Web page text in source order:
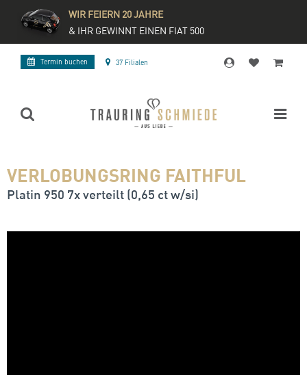
WIR FEIERN 20 JAHRE
& IHR GEWINNT EINEN FIAT 500
Termin buchen 37 Filialen
VERLOBUNGSRING FAITHFUL
Platin 950 7x verteilt (0,65 ct w/si)